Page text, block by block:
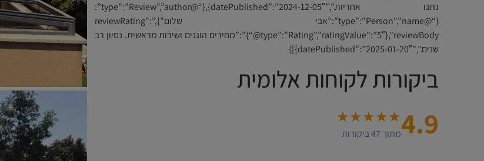
נתנו אחריות.”,”datePublished”:”2024-12-05″},{“@type”:”Review”,”author”:
{“@type”:”Person”,”name”:”אבי שלום”},”reviewRating”:
{“@type”:”Rating”,”ratingValue”:”5″},”reviewBody”:”מחירים הוגנים ושירות מראשית. נסיון רב
שנים.”,”datePublished”:”2025-01-20″}]}
ביקורות לקוחות אלומית
4.9
★★★★★
מתוך 47 ביקורות